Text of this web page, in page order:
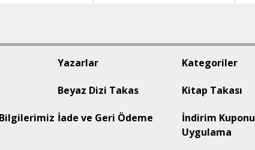
Yazarlar Kategoriler
Beyaz Dizi Takas Kitap Takası
İade ve Geri Ödeme
İndirim Kuponu
Uygulama